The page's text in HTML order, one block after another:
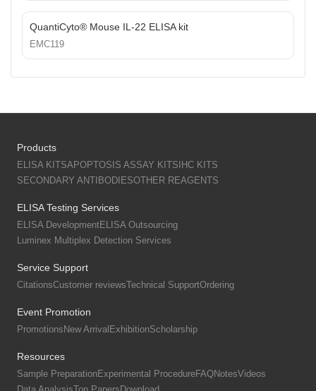
QuantiCyto® Mouse IL-22 ELISA kit
EMC119
Products
ELISA KITSAPOPTOSIS ASSAY KITS IHC KITS
SECONDARY ANTIBODIESOTHER REAGENTS
ELISA Testing Services
ELISA DevelopmentELISA Outsourcing
Luminex Multiplex Detection Services
Service Support
CitationsCustomer reviewsTechnical SupportOrdering
Event Promotion
Promotions New Arrival ExhibitionScholarship
Resources
Sample PreparationExperimental ProcedureFAQNotesVideos